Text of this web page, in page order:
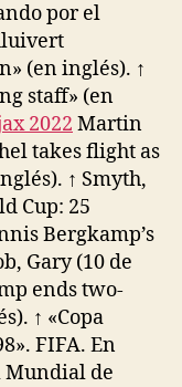
por el
(en inglés). ↑
staff» (en
2022 Martin
takes flight as
↑ Smyth,
Cup: 25
Bergkamp’s
Gary (10 de
ends two-
↑ «Copa
FIFA. En
Mundial de